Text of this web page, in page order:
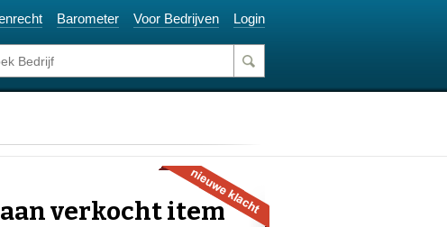
Barometer Voor Bedrijven Login
verkocht item